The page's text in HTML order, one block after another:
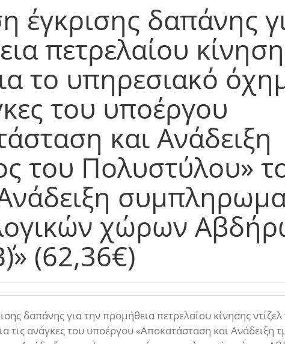
έγκρισης δαπάνης
πετρελαίου
το υπηρεσιακό
του υποέργου
και Ανάδειξη
του Πολυστύλου»
χώρων
(62,36€)
δαπάνης για την προμήθεια πετρελαίου κίνησης ντίζελ
τις ανάγκες του υποέργου «Αποκατάσταση και Ανάδειξη